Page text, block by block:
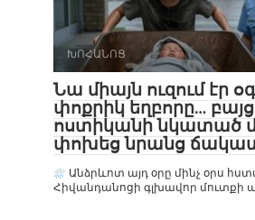
ԽՈՀԱՆՈՑ
Նա միայն ուզում էր
փոքրիկ եղբորը… բայց
ոստիկանի նկատած
փոխեց նրանց
Անձրևոտ այդ օրը մինչ օրս
Հիվանդանոցի գլխավոր մուտքի